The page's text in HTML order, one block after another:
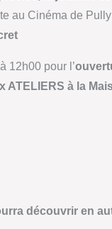
au Cinéma de
12h00 pour l’
ATELIERS à la
découvrir en